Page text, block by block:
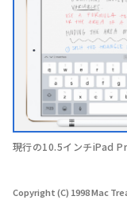
現行の10.5インチiPad
Copyright (C) 1998 Mac